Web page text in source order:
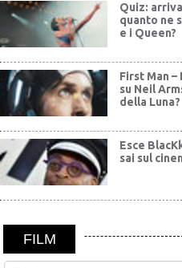
Quiz:
quanto ne
e i Queen?
First Man –
su Neil
della Luna?
Esce
sai sul